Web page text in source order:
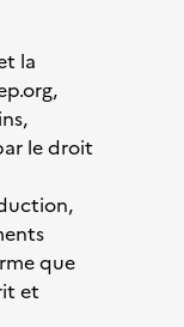
la
le droit
que
et